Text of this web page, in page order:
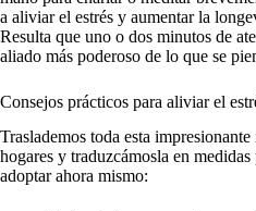
a aliviar el estrés y aumentar la
Resulta que uno o dos minutos de
aliado más poderoso de lo que se
Consejos prácticos para aliviar el
Traslademos toda esta
hogares y traduzcámosla en
adoptar ahora mismo: